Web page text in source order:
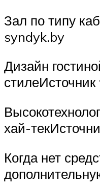
Зал по типу
syndyk.by
Дизайн
хай-
Когда нет